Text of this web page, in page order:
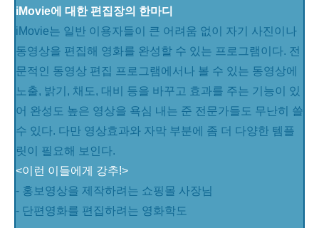
iMovie에 대한 편집장의 한마디
iMovie는 일반 이용자들이 큰 어려움 없이 자기 사진이나
동영상을 편집해 영화를 완성할 수 있는 프로그램이다. 전
문적인 동영상 편집 프로그램에서나 볼 수 있는 동영상에
노출, 밝기, 채도, 대비 등을 바꾸고 효과를 주는 기능이 있
어 완성도 높은 영상을 욕심 내는 준 전문가들도 무난히 쓸
수 있다. 다만 영상효과와 자막 부분에 좀 더 다양한 템플
릿이 필요해 보인다.
<이런 이들에게 강추!>
- 홍보영상을 제작하려는 쇼핑몰 사장님
- 단편영화를 편집하려는 영화학도